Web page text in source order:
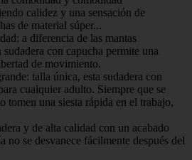
calidez y una sensación de
de material súper...
a diferencia de las mantas
sudadera con capucha permite una
de movimiento.
talla única, esta sudadera con
cualquier adulto. Siempre que se
tomen una siesta rápida en el trabajo,
y de alta calidad con un acabado
no se desvanece fácilmente después del